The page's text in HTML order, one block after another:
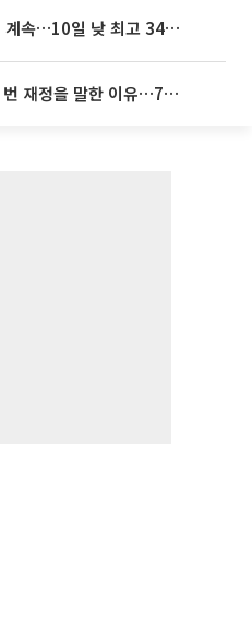
[내일 날씨] 전국 무더위 계속…10일 낮 최고 34도 육박
추미애가 페이스북서 네 번 재정을 말한 이유…7700억 추경 열쇠는 도의회에